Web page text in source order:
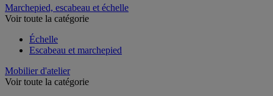
Marchepied, escabeau et échelle
Voir toute la catégorie
Échelle
Escabeau et marchepied
Mobilier d'atelier
Voir toute la catégorie